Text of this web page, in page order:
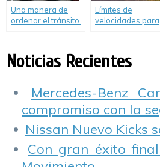
Una manera de
ordenar el tránsito.
Límites de
velocidades para
Noticias Recientes
Mercedes-Benz
compromiso con la
Nissan Nuevo Kicks
Con gran éxito